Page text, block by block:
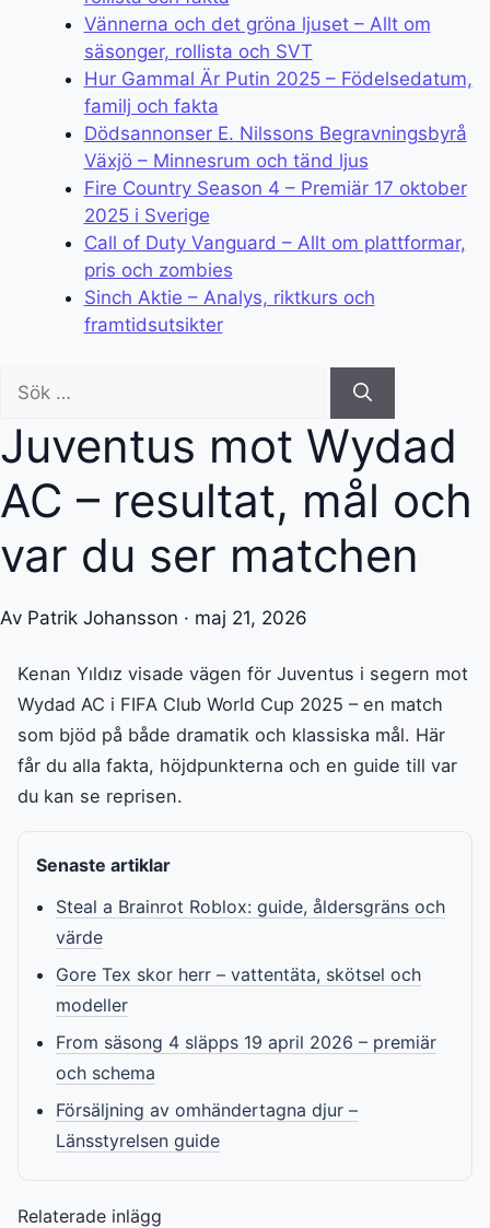
Vännerna och det gröna ljuset – Allt om
säsonger, rollista och SVT
Hur Gammal Är Putin 2025 – Födelsedatum,
familj och fakta
Dödsannonser E. Nilssons Begravningsbyrå
Växjö – Minnesrum och tänd ljus
Fire Country Season 4 – Premiär 17 oktober
2025 i Sverige
Call of Duty Vanguard – Allt om plattformar,
pris och zombies
Sinch Aktie – Analys, riktkurs och
framtidsutsikter
efter:
Juventus mot Wydad
AC – resultat, mål och
var du ser matchen
Av Patrik Johansson · maj 21, 2026
Kenan Yıldız visade vägen för Juventus i segern mot
Wydad AC i FIFA Club World Cup 2025 – en match
som bjöd på både dramatik och klassiska mål. Här
får du alla fakta, höjdpunkterna och en guide till var
du kan se reprisen.
Senaste artiklar
Steal a Brainrot Roblox: guide, åldersgräns och
värde
Gore Tex skor herr – vattentäta, skötsel och
modeller
From säsong 4 släpps 19 april 2026 – premiär
och schema
Försäljning av omhändertagna djur –
Länsstyrelsen guide
Relaterade inlägg